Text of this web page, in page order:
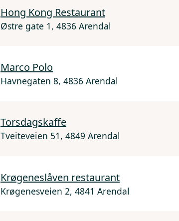
Hong Kong Restaurant
Østre gate 1, 4836 Arendal
Marco Polo
Havnegaten 8, 4836 Arendal
Torsdagskaffe
Tveiteveien 51, 4849 Arendal
Krøgeneslåven restaurant
Krøgenesveien 2, 4841 Arendal